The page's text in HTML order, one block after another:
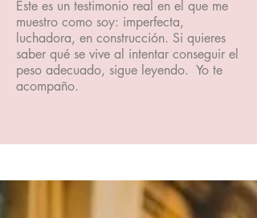
Este es un testimonio real en el que me
muestro como soy: imperfecta,
luchadora, en construcción. Si quieres
saber qué se vive al intentar conseguir el
peso adecuado, sigue leyendo. Yo te
acompaño.